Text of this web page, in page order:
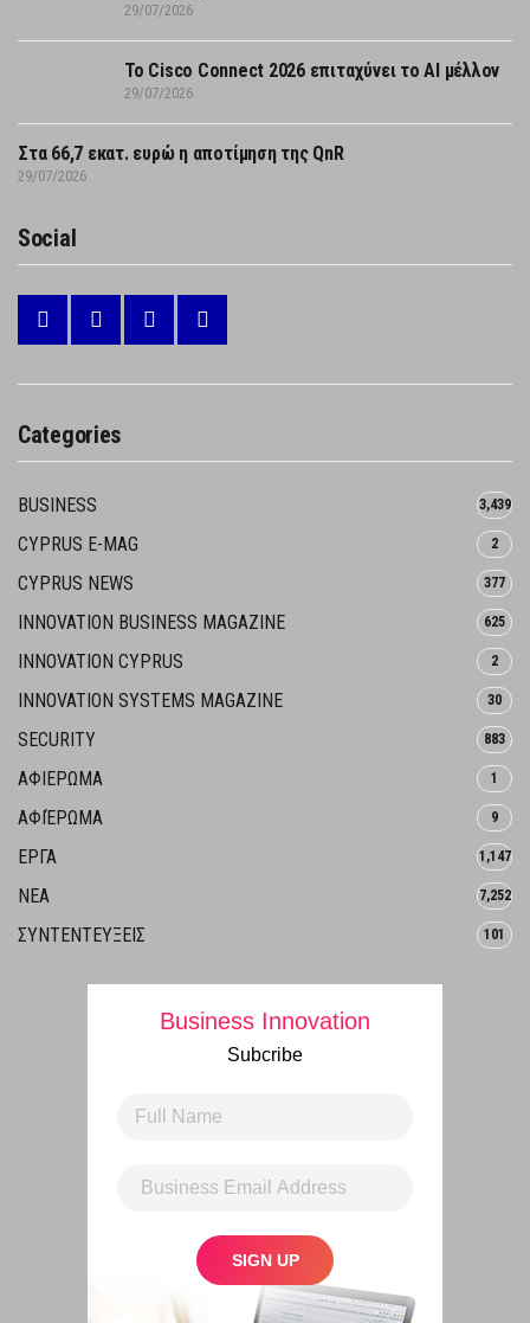
29/07/2026
Το Cisco Connect 2026 επιταχύνει το AI μέλλον
29/07/2026
Στα 66,7 εκατ. ευρώ η αποτίμηση της QnR
29/07/2026
Social
Categories
BUSINESS 3,439
CYPRUS E-MAG 2
CYPRUS NEWS 377
INNOVATION BUSINESS MAGAZINE 625
INNOVATION CYPRUS 2
INNOVATION SYSTEMS MAGAZINE 30
SECURITY 883
ΑΦΙΕΡΩΜΑ 1
ΑΦΙΈΡΩΜΑ 9
ΕΡΓΑ 1,147
ΝΕΑ 7,252
ΣΥΝΤΕΝΤΕΥΞΕΙΣ 101
Business Innovation
Subcribe